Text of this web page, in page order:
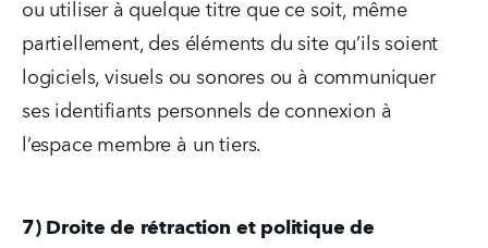
ou utiliser à quelque titre que ce soit, même
partiellement, des éléments du site qu’ils soient
logiciels, visuels ou sonores ou à communiquer
ses identifiants personnels de connexion à
l’espace membre à un tiers.
7) Droite de rétraction et politique de